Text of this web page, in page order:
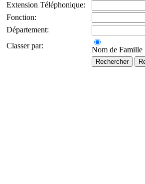
Extension Téléphonique:
Fonction:
Département:
Classer par:
Nom de Famille